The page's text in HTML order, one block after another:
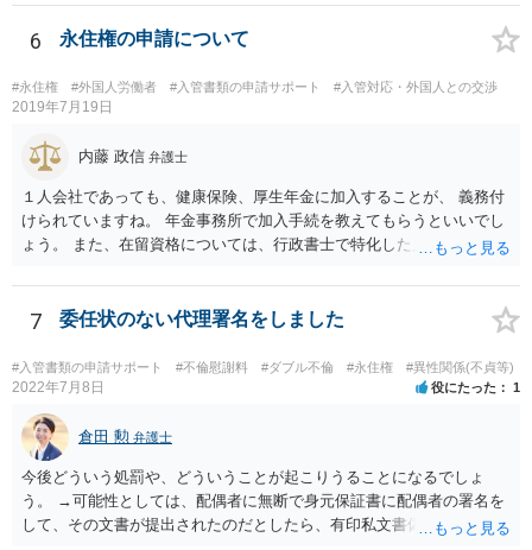
す。 それらを揃えて、イランにある日本大使館ににビザを申請するこ
とになります。 期間は通常９０日、３０日、あるいは１５日ですが、
今はコロナもあり刻々と状況が変わっているので、事前に外務省や大
使館に問い合わせたほうがいいかもしれません。ネットでの情報収集
もしたほうがいいと思います
6 永住権の申請について
#永住権 #外国人労働者 #入管書類の申請サポート #入管対応・外国人との交渉
2019年7月19日
内藤 政信 弁護士
１人会社であっても、健康保険、厚生年金に加入することが、 義務付
けられていますね。 年金事務所で加入手続を教えてもらうといいでし
ょう。 また、在留資格については、行政書士で特化した人が何人も い
人は少ないですね。
7 委任状のない代理署名をしました
#入管書類の申請サポート #不倫慰謝料 #ダブル不倫 #永住権 #異性関係(不貞等)
2022年7月8日 役にたった 1
倉田 勲 弁護士
今後どういう処罰や、どういうことが起こりうることになるでしょ
う。 →可能性としては、配偶者に無断で身元保証書に配偶者の署名を
して、その文書が提出されたのだとしたら、有印私文書偽造・同行使